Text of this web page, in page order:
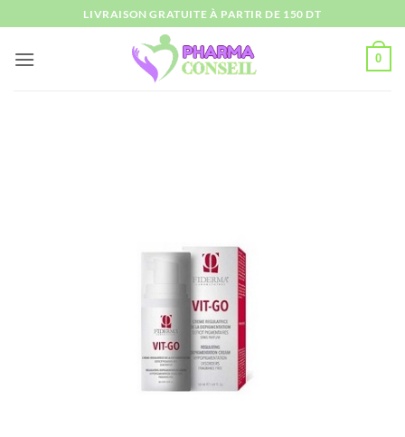
au
contenu
LIVRAISON GRATUITE À PARTIR DE 150 DT
0